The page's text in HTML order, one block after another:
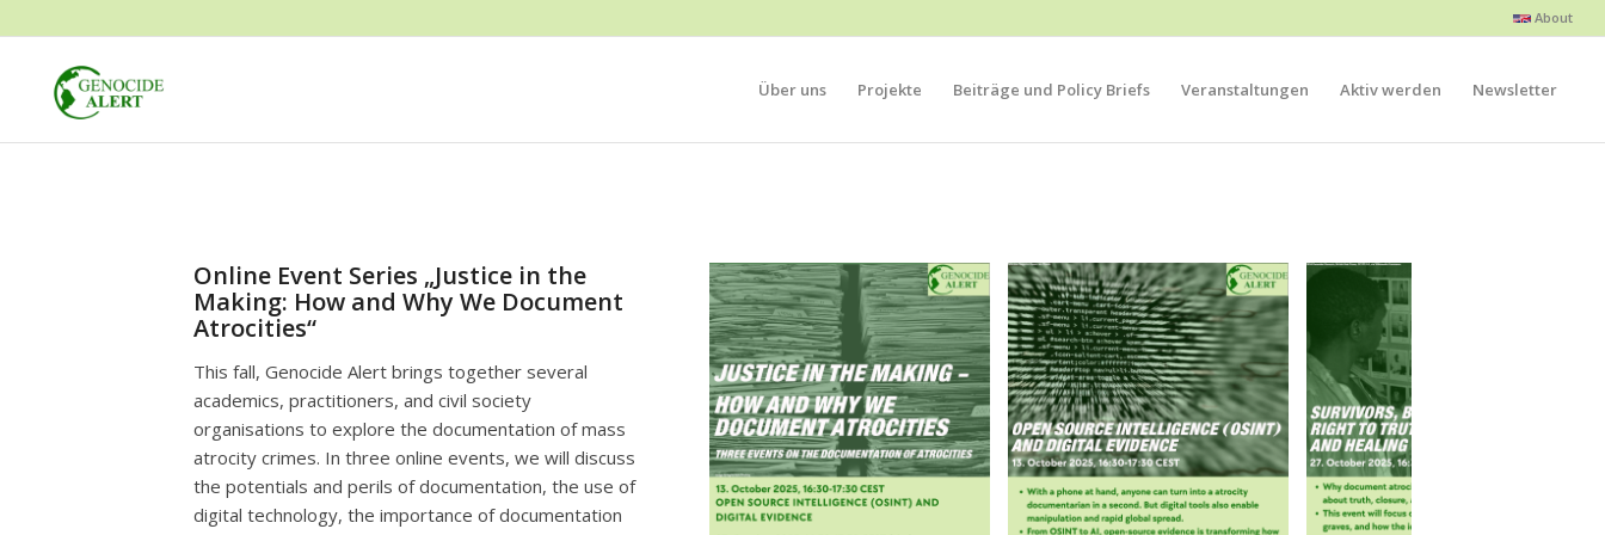
About
Über uns Projekte Beiträge und Policy Briefs Veranstaltungen Aktiv werden Newsletter
Online Event Series „Justice in the
Making: How and Why We Document
Atrocities“
This fall, Genocide Alert brings together several
academics, practitioners, and civil society
organisations to explore the documentation of mass
atrocity crimes. In three online events, we will discuss
the potentials and perils of documentation, the use of
digital technology, the importance of documentation